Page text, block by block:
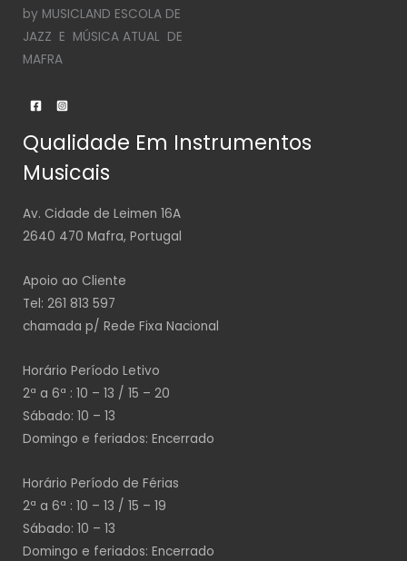
by MUSICLAND ESCOLA DE
JAZZ E MÚSICA ATUAL DE
MAFRA
Qualidade Em Instrumentos
Musicais
Av. Cidade de Leimen 16A
2640 470 Mafra, Portugal
Apoio ao Cliente
Tel: 261 813 597
chamada p/ Rede Fixa Nacional
Horário Período Letivo
2ª a 6ª : 10 – 13 / 15 – 20
Sábado: 10 – 13
Domingo e feriados: Encerrado
Horário Período de Férias
2ª a 6ª : 10 – 13 / 15 – 19
Sábado: 10 – 13
Domingo e feriados: Encerrado